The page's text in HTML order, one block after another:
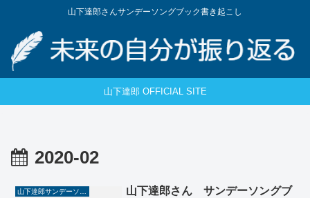
山下達郎さんサンデーソングブック書き起こし
山下達郎 OFFICIAL SITE
2020-02
山下達郎さん サンデーソングブ